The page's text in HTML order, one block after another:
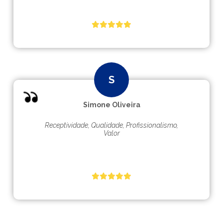
Simone Oliveira
Receptividade, Qualidade, Profissionalismo,
Valor